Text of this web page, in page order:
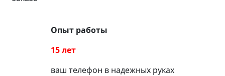
Опыт работы
15 лет
ваш телефон в надежных руках